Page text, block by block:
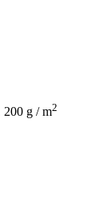
200 g / m2